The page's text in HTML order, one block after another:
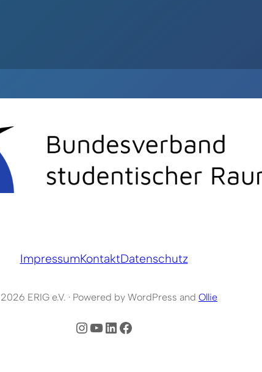
ImpressumKontaktDatenschutz
ERIG e.V. · Powered by WordPress and Ollie
Instagram
YouTube
LinkedIn
Facebook